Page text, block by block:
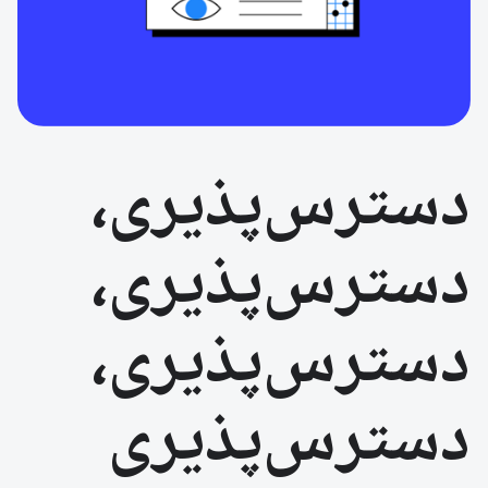
دسترس‌پذیری،
دسترس‌پذیری،
دسترس‌پذیری،
دسترس‌پذیری